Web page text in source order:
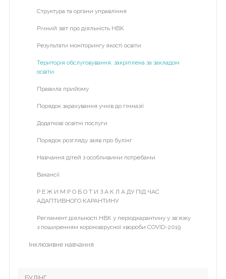
натисніть
Гімназія
Початкова школа
ІІ курс
ІІІ курс
Проектна діяльність
Кабінет медсестри
Структура та органи управління
Річний звіт про діяльність НВК
Результати моніторингу якості освіти
Територія обслуговування, закріплена за закладом
освіти
Правила прийому
Порядок зарахування учнів до гімназії
Додаткові освітні послуги
Порядок розгляду заяв про булінг
Навчання дітей з особливими потребами
Вакансії
Р Е Ж И М Р О Б О Т И З А К Л А ДУ ПІД ЧАС
АДАПТИВНОГО КАРАНТИНУ
Регламент діяльності НВК у періодкарантину у зв’язку
з поширенням короновірусної хвороби COVID-2019
Інклюзивне навчання